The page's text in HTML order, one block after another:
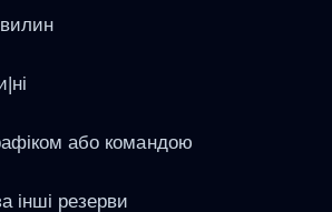
або командою
інші резерви